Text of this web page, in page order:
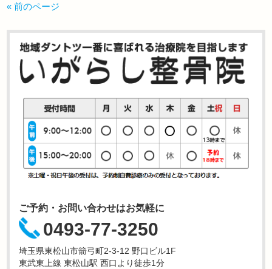
« 前のページ
ご予約・お問い合わせはお気軽に
0493-77-3250
埼玉県東松山市箭弓町2-3-12 野口ビル1F
東武東上線 東松山駅 西口より徒歩1分